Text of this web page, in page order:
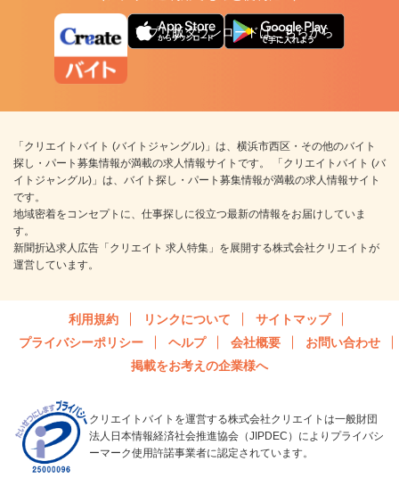
アプリ版ダウンロードはこちらから
「クリエイトバイト (バイトジャングル)」は、横浜市西区・その他のバイト
探し・パート募集情報が満載の求人情報サイトです。 「クリエイトバイト (バ
イトジャングル)」は、バイト探し・パート募集情報が満載の求人情報サイト
です。
地域密着をコンセプトに、仕事探しに役立つ最新の情報をお届けしていま
す。
新聞折込求人広告「クリエイト 求人特集」を展開する株式会社クリエイトが
運営しています。
利用規約 リンクについて
サイトマップ
プライバシーポリシー
ヘルプ 会社概要
お問い合わせ
掲載をお考えの企業様へ
クリエイトバイトを運営する株式会社クリエイトは一般財団
法人日本情報経済社会推進協会（JIPDEC）によりプライバシ
ーマーク使用許諾事業者に認定されています。